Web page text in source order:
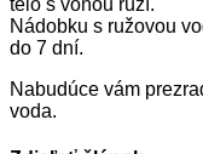
telo s vôňou ruží.
Nádobku s ružovou
do 7 dní.
Nabudúce vám
voda.